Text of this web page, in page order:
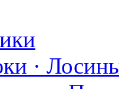
·